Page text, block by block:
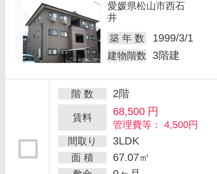
愛媛県松山市西石
井
築 年 数
1999/3/1
建物階数 3階建
階 数 2階
賃料 68,500 円
管理費等： 4,500円
間取り
3LDK
面 積 67.07㎡